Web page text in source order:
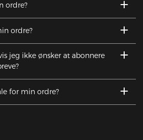
ordre?
ordre?
jeg ikke ønsker at abonnere
for min ordre?